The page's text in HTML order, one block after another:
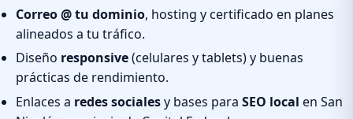
Correo @ tu dominio, hosting y certificado en planes
alineados a tu tráfico.
Diseño responsive(celulares y tablets) y buenas
prácticas de rendimiento.
Enlaces a redes socialesy bases para SEO local en San